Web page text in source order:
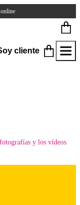
cliente
y los vídeos